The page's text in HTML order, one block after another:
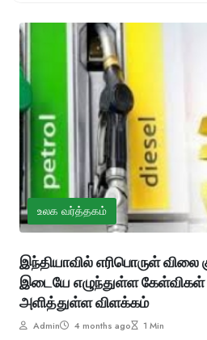
உலக வர்த்தகம்
இந்தியாவில் எரிபொருள் விலை
இடையே எழுந்துள்ள கேள்விகள்
அளித்துள்ள விளக்கம்
Admin 4 months ago 1 Min